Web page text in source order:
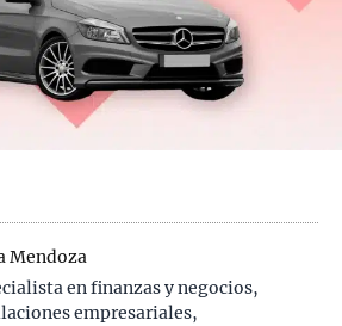
Mendoza
en finanzas y negocios,
empresariales,